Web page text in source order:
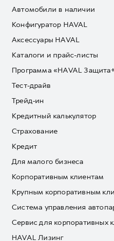
Автомобили в наличии
Конфигуратор HAVAL
Аксессуары HAVAL
Каталоги и прайс-листы
Программа «HAVAL
Тест-драйв
Трейд-ин
Кредитный калькулятор
Страхование
Кредит
Для малого бизнеса
Корпоративным клиентам
Крупным корпоративным
Система управления
Сервис для корпоративных
HAVAL Лизинг